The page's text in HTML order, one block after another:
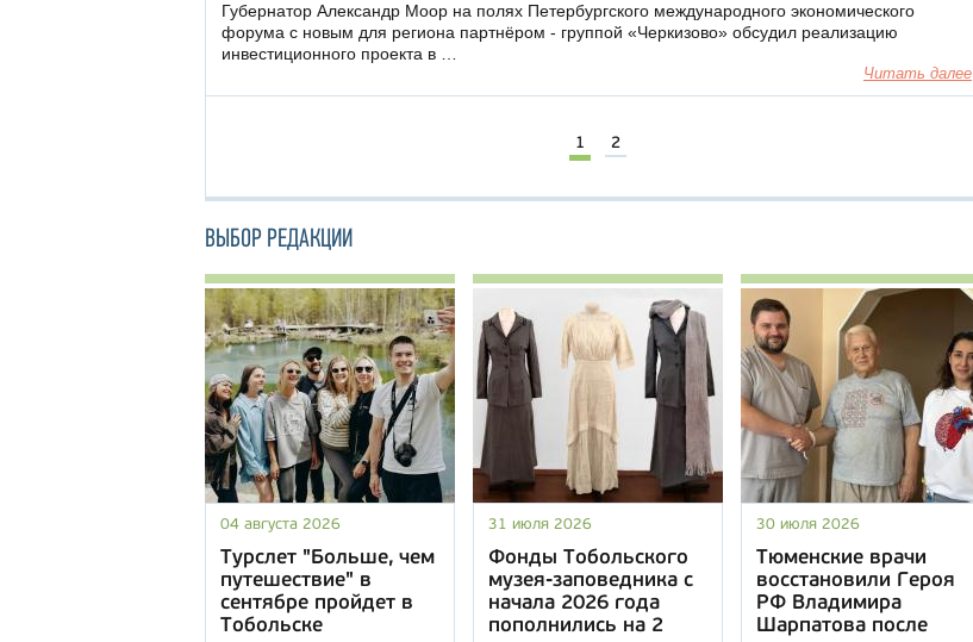
Губернатор Александр Моор на полях Петербургского международного экономического
форума с новым для региона партнёром - группой «Черкизово» обсудил реализацию
инвестиционного проекта в …
Читать далее
1 2
ВЫБОР РЕДАКЦИИ
04 августа 2026
Турслет "Больше, чем
путешествие" в
сентябре пройдет в
Тобольске
31 июля 2026
Фонды Тобольского
музея-заповедника с
начала 2026 года
пополнились на 2
30 июля 2026
Тюменские врачи
восстановили Героя
РФ Владимира
Шарпатова после